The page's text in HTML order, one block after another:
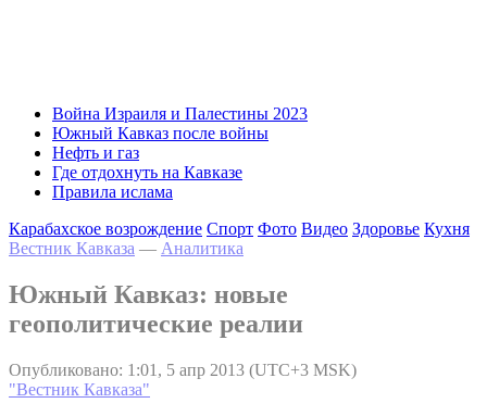
Война Израиля и Палестины 2023
Южный Кавказ после войны
Нефть и газ
Где отдохнуть на Кавказе
Правила ислама
Карабахское возрождение Спорт Фото Видео Здоровье Кухня
Вестник Кавказа — Аналитика
Южный Кавказ: новые
геополитические реалии
Опубликовано: 1:01, 5 апр 2013 (UTC+3 MSK)
"Вестник Кавказа"